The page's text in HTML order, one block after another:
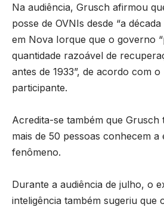
Na audiência, Grusch afirmou
posse de OVNIs desde “a década
em Nova Iorque que o governo
quantidade razoável de
antes de 1933”, de acordo com
participante.
Acredita-se também que Grusch
mais de 50 pessoas conhecem a
fenômeno.
Durante a audiência de julho, o
inteligência também sugeriu que